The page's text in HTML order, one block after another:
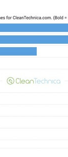
Нови